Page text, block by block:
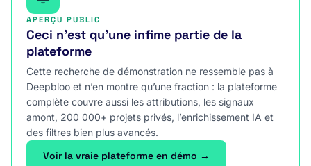
APERÇU PUBLIC
Ceci n’est qu’une infime partie de la
plateforme
Cette recherche de démonstration ne ressemble pas à
Deepbloo et n’en montre qu’une fraction : la plateforme
complète couvre aussi les attributions, les signaux
amont, 200 000+ projets privés, l’enrichissement IA et
des filtres bien plus avancés.
Voir la vraie plateforme en démo →